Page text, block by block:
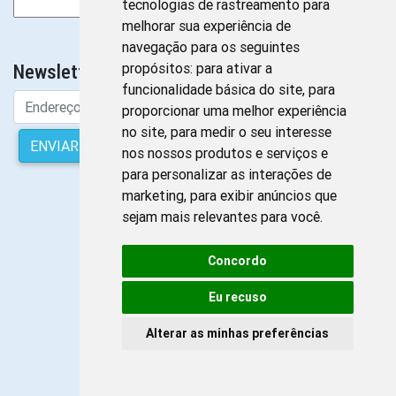
tecnologias de rastreamento para
melhorar sua experiência de
navegação para os seguintes
propósitos: para ativar a
funcionalidade básica do site, para
proporcionar uma melhor experiência
no site, para medir o seu interesse
nos nossos produtos e serviços e
para personalizar as interações de
marketing, para exibir anúncios que
sejam mais relevantes para você.
Concordo
Eu recuso
Alterar as minhas preferências
por:
Sem Banners para exibir
Newsletter da Enfermagem
ENVIAR